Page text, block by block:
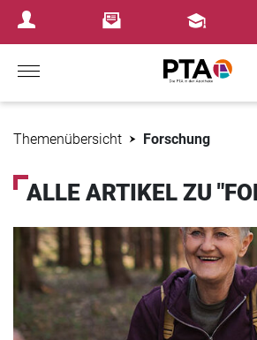
Login MenuNewsletter
Home
Themenübersicht Forschung
ALLE ARTIKEL ZU